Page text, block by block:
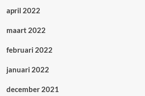
april 2022
maart 2022
februari 2022
januari 2022
december 2021